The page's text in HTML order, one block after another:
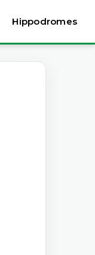
Hippodromes